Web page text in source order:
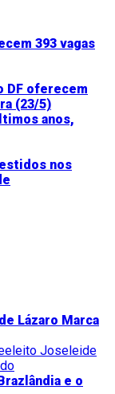
DF oferecem
(23/5)
nos
Joseleide